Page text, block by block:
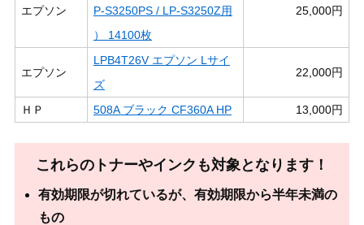
エプソン
P-S3250PS / LP-S3250Z用
） 14100枚
25,000円
エプソン
LPB4T26V エプソン Lサイ
ズ
22,000円
ＨＰ 508A ブラック CF360A HP 13,000円
これらのトナーやインクも対象となります！
有効期限が切れているが、有効期限から半年未満の
もの